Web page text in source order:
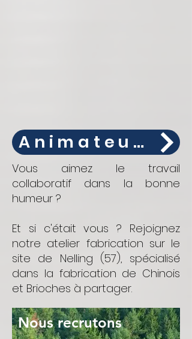
Animateur
Vous aimez le travail
collaboratif dans la bonne
humeur ?
Et si c'était vous ? Rejoignez
notre atelier fabrication sur le
site de Nelling (57), spécialisé
dans la fabrication de Chinois
et Brioches à partager.
Nous recrutons